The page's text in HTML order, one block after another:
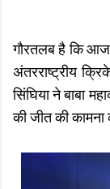
गौरतलब है कि आज
अंतरराष्ट्रीय
सिंघिया ने बाबा
की जीत की कामना